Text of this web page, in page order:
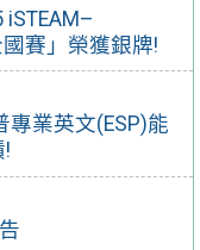
賽」榮獲銀牌!
業英文(ESP)能